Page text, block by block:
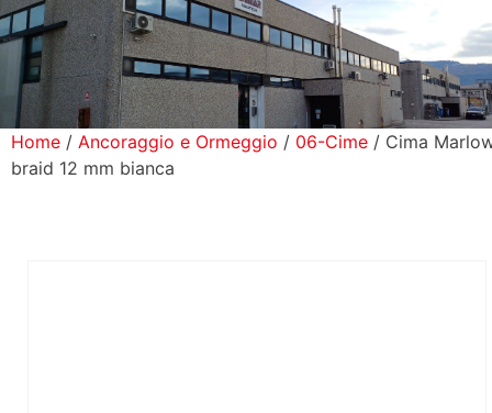
Prodotti
Home / Ancoraggio e Ormeggio / 06-Cime / Cima
braid 12 mm bianca